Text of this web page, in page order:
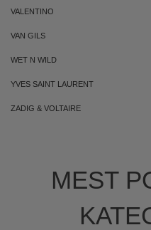
VALENTINO
VAN GILS
WET N WILD
YVES SAINT LAURENT
ZADIG & VOLTAIRE
MEST